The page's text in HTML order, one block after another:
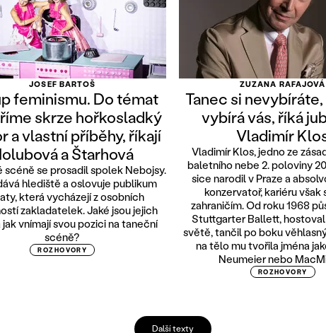
JOSEF BARTOŠ
feminismu. Do témat
skrze hořkosladký
a vlastní příběhy, říkají
a Štarhová
scéně se prosadil spolek Nebojsy.
hlediště a oslovuje publikum
která vycházejí z osobních
zakladatelek. Jaké jsou jejich
jak vnímají svou pozici na taneční
scéně?
ROZHOVORY
ZUZANA RAFAJOVÁ
Tanec si
vybírá vás, říká
Vladimír
Vladimír Klos, jedno ze
baletního nebe 2. poloviny
sice narodil v Praze a
konzervatoř, kariéru však
zahraničím. Od roku 1968
Stuttgarter Ballett,
světě, tančil po boku
na tělo mu tvořila jména
Neumeier nebo
ROZHOVORY
Další texty